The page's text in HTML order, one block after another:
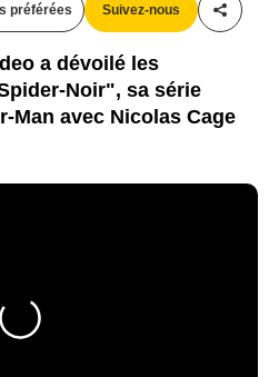
préférées Suivez-nous
a dévoilé les
Noir", sa série
Man avec Nicolas Cage